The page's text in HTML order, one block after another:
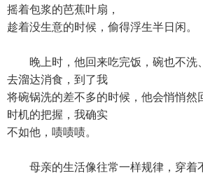
摇着包浆的芭蕉叶扇，
趁着没生意的时候，偷得浮生半日闲。
晚上时，他回来吃完饭，碗也不洗
去溜达消食，到了我
将碗锅洗的差不多的时候，他会悄悄然
时机的把握，我确实
不如他，啧啧啧。
母亲的生活像往常一样规律，穿着